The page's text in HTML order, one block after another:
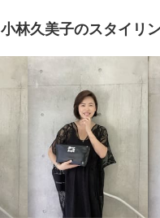
小林久美子のスタイリ